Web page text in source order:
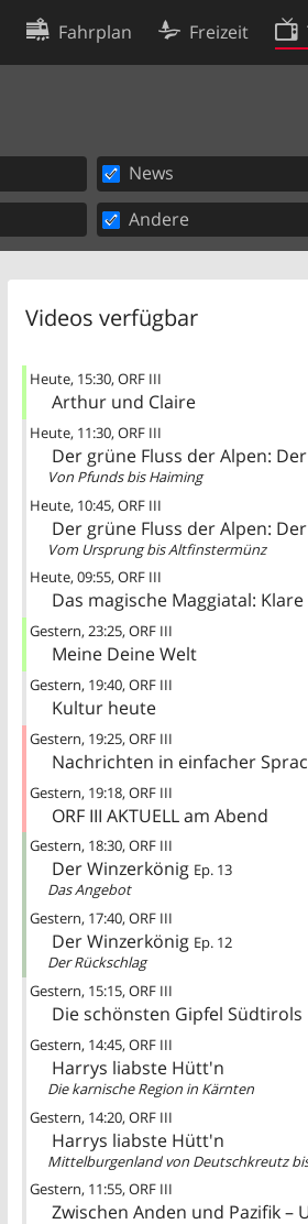
Fahrplan Freizeit
News
Andere
Videos verfügbar
Heute 15:30 ORF III
Arthur und Claire
Heute 11:30 ORF III
Der grüne Fluss der Alpen:
Von Pfunds bis Haiming
Heute 10:45 ORF III
Der grüne Fluss der Alpen:
Vom Ursprung bis Altfinstermünz
Heute 09:55 ORF III
Das magische Maggiatal:
Gestern 23:25 ORF III
Meine Deine Welt
Gestern 19:40 ORF III
Kultur heute
Gestern 19:25 ORF III
Nachrichten in einfacher
Gestern 19:18 ORF III
ORF III AKTUELL am Abend
Gestern 18:30 ORF III
Der Winzerkönig Ep. 13
Das Angebot
Gestern 17:40 ORF III
Der Winzerkönig Ep. 12
Der Rückschlag
Gestern 15:15 ORF III
Die schönsten Gipfel Südtirols
Gestern 14:45 ORF III
Harrys liabste Hütt'n
Die karnische Region in Kärnten
Gestern 14:20 ORF III
Harrys liabste Hütt'n
Mittelburgenland von Deutschkreutz
Gestern 11:55 ORF III
Zwischen Anden und Pazifik –
Entwickler